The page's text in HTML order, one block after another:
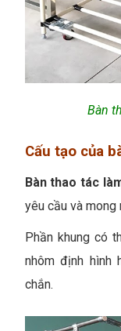
Bàn
Cấu tạo của
Bàn thao tác
yêu cầu và mong
Phần khung có
nhôm định hình
chắn.